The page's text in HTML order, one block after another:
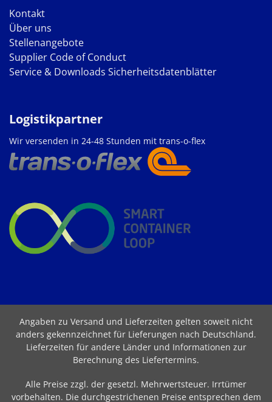
Kontakt
Über uns
Stellenangebote
Supplier Code of Conduct
Service & Downloads Sicherheitsdatenblätter
Logistikpartner
Wir versenden in 24-48 Stunden mit trans-o-flex
Angaben zu Versand und Lieferzeiten gelten soweit nicht
anders gekennzeichnet für Lieferungen nach Deutschland.
Lieferzeiten für andere Länder und Informationen zur
Berechnung des Liefertermins.
Alle Preise zzgl. der gesetzl. Mehrwertsteuer. Irrtümer
vorbehalten. Die durchgestrichenen Preise entsprechen dem